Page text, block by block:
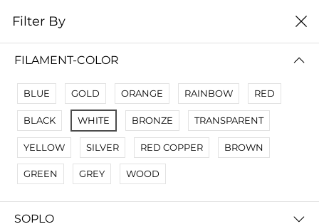
0
Filter By
FILAMENT-COLOR
BLUE GOLD ORANGE RAINBOW RED
BLACK WHITE BRONZE TRANSPARENT
YELLOW SILVER RED COPPER BROWN
GREEN GREY WOOD
SOPLO